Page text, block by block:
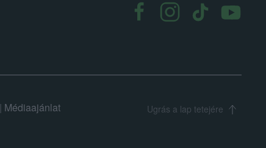
| Médiaajánlat Ugrás a lap tetejére